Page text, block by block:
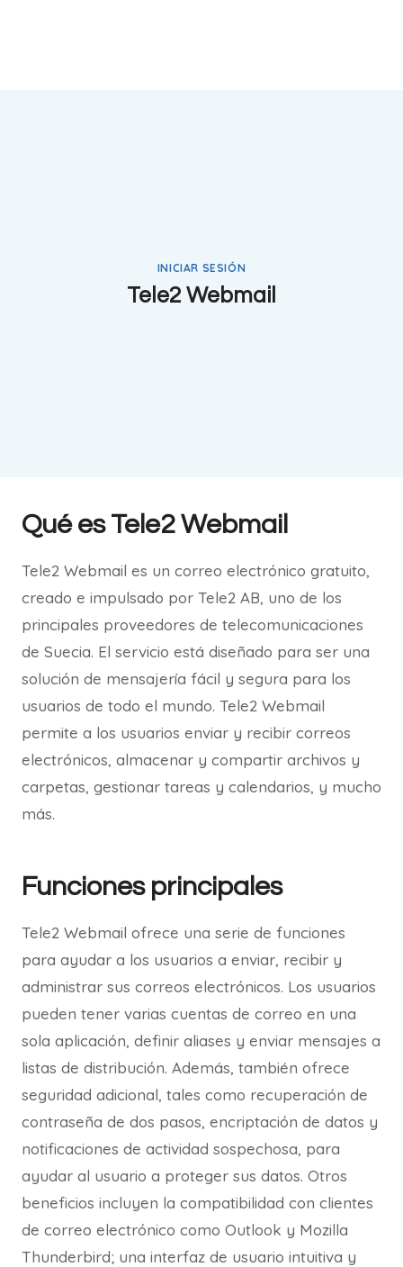
INICIAR SESIÓN
Tele2 Webmail
Qué es Tele2 Webmail
Tele2 Webmail es un correo electrónico gratuito,
creado e impulsado por Tele2 AB, uno de los
principales proveedores de telecomunicaciones
de Suecia. El servicio está diseñado para ser una
solución de mensajería fácil y segura para los
usuarios de todo el mundo. Tele2 Webmail
permite a los usuarios enviar y recibir correos
electrónicos, almacenar y compartir archivos y
carpetas, gestionar tareas y calendarios, y mucho
más.
Funciones principales
Tele2 Webmail ofrece una serie de funciones
para ayudar a los usuarios a enviar, recibir y
administrar sus correos electrónicos. Los usuarios
pueden tener varias cuentas de correo en una
sola aplicación, definir aliases y enviar mensajes a
listas de distribución. Además, también ofrece
seguridad adicional, tales como recuperación de
contraseña de dos pasos, encriptación de datos y
notificaciones de actividad sospechosa, para
ayudar al usuario a proteger sus datos. Otros
beneficios incluyen la compatibilidad con clientes
de correo electrónico como Outlook y Mozilla
Thunderbird; una interfaz de usuario intuitiva y